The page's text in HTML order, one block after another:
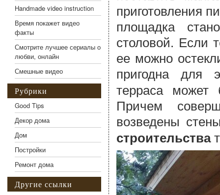
приготовления
площадка
столовой. Если
ее можно
пригодна для
терраса может
Причем
возведены
строительства
Handmade video instruction
Время покажет видео
факты
Смотрите лучшее сериалы о
любви, онлайн
Смешные видео
Рубрики
Good Tips
Декор дома
Дом
Постройки
Ремонт дома
Другие ссылки